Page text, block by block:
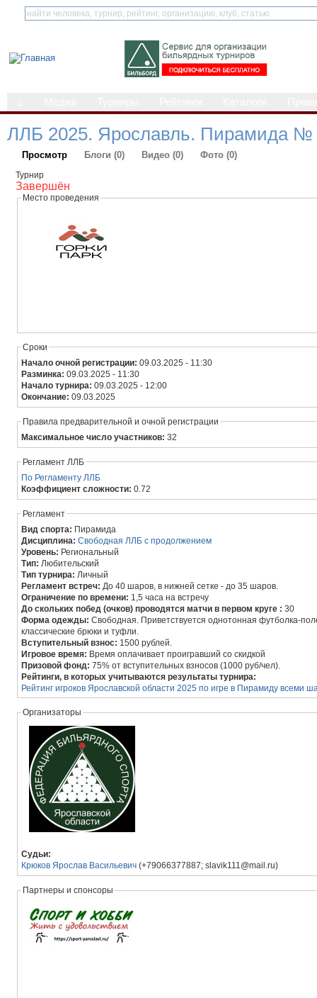
ЛЛБ 2025. Ярославль. Пирамида №
Просмотр Блоги (0) Видео (0) Фото (0)
Турнир
Завершён
Место проведения
Сроки
Начало очной регистрации:09.03.2025 - 11:30
Разминка:09.03.2025 - 11:30
Начало турнира:09.03.2025 - 12:00
Окончание:09.03.2025
Правила предварительной и очной регистрации
Максимальное число участников:32
Регламент ЛЛБ
По Регламенту ЛЛБ
Коэффициент сложности:0.72
Регламент
Вид спорта: Пирамида
Дисциплина:Свободная ЛЛБ с продолжением
Уровень: Региональный
Тип: Любительский
Тип турнира: Личный
Регламент встреч: До 40 шаров, в нижней сетке - до 35 шаров.
Ограничение по времени: 1,5 часа на встречу
До скольких побед (очков) проводятся матчи в первом круге :30
Форма одежды:Свободная. Приветствуется однотонная футболка-
классические брюки и туфли.
Вступительный взнос: 1500 рублей.
Игровое время: Время оплачивает проигравший со скидкой
Призовой фонд:75% от вступительных взносов (1000 руб/чел).
Рейтинги, в которых учитываются результаты турнира:
Рейтинг игроков Ярославской области 2025 по игре в Пирамиду всеми
Организаторы
Судьи:
Крюков Ярослав Васильевич (+79066377887; slavik111@mail.ru)
Партнеры и спонсоры